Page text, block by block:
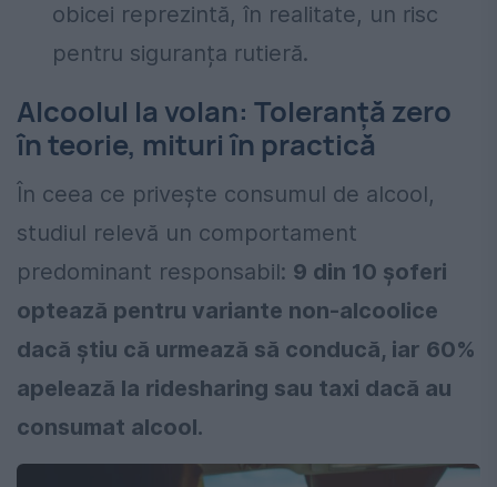
obicei reprezintă, în realitate, un risc
pentru siguranța rutieră.
Alcoolul la volan: Toleranță zero
în teorie, mituri în practică
În ceea ce privește consumul de alcool,
studiul relevă un comportament
predominant responsabil: 9 din 10 șoferi
optează pentru variante non-alcoolice
dacă știu că urmează să conducă, iar 60%
apelează la ridesharing sau taxi dacă au
consumat alcool.